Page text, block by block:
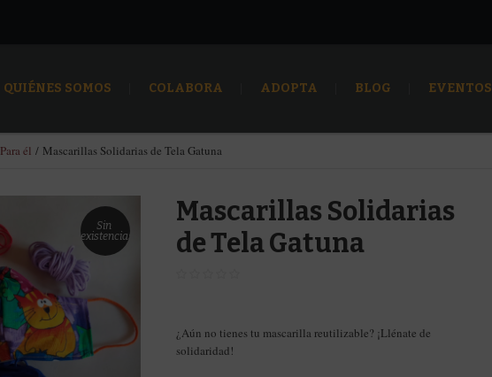
QUIÉNES SOMOS COLABORA ADOPTA BLOG EVENTOS
Para él / Mascarillas Solidarias de Tela Gatuna
Sin
existencias
Mascarillas Solidarias
de Tela Gatuna
¿Aún no tienes tu mascarilla reutilizable? ¡Llénate de
solidaridad!